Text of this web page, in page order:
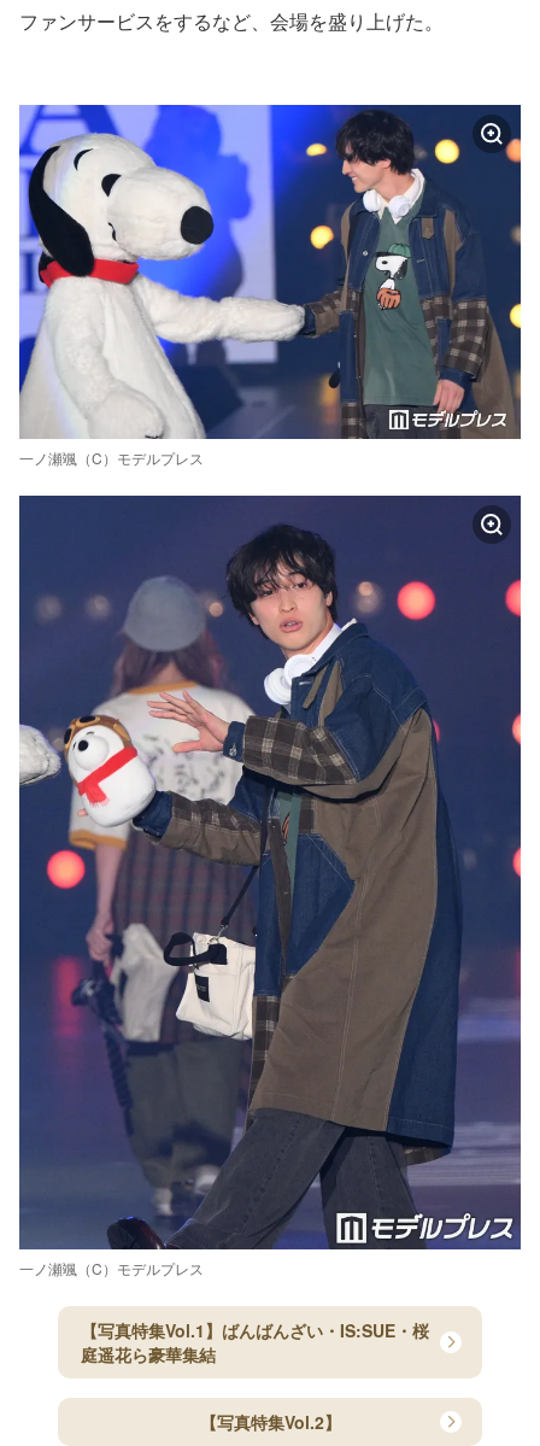
ファンサービスをするなど、会場を盛り上げた。
一ノ瀬颯（C）モデルプレス
一ノ瀬颯（C）モデルプレス
【写真特集Vol.1】ばんばんざい・IS:SUE・桜
庭遥花ら豪華集結
【写真特集Vol.2】